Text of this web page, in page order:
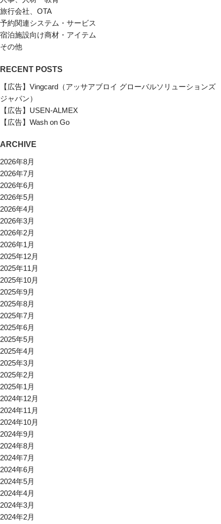
旅行会社、OTA
予約関連システム・サービス
宿泊施設向け商材・アイテム
その他
RECENT POSTS
【広告】Vingcard（アッサアブロイ グローバルソリューションズ
ジャパン）
【広告】USEN-ALMEX
【広告】Wash on Go
ARCHIVE
2026年8月
2026年7月
2026年6月
2026年5月
2026年4月
2026年3月
2026年2月
2026年1月
2025年12月
2025年11月
2025年10月
2025年9月
2025年8月
2025年7月
2025年6月
2025年5月
2025年4月
2025年3月
2025年2月
2025年1月
2024年12月
2024年11月
2024年10月
2024年9月
2024年8月
2024年7月
2024年6月
2024年5月
2024年4月
2024年3月
2024年2月